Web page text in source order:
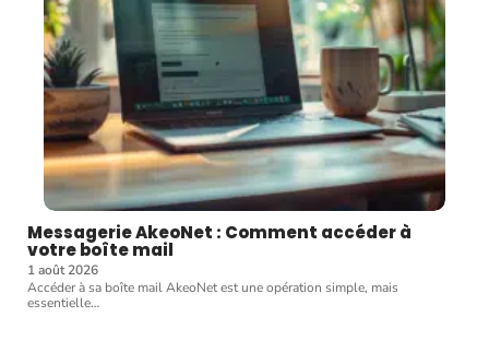
Messagerie AkeoNet : Comment accéder à
votre boîte mail
1 août 2026
Accéder à sa boîte mail AkeoNet est une opération simple, mais
essentielle…